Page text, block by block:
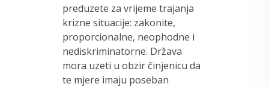
preduzete za vrijeme trajanja
krizne situacije: zakonite,
proporcionalne, neophodne i
nediskriminatorne. Država
mora uzeti u obzir činjenicu da
te mjere imaju poseban